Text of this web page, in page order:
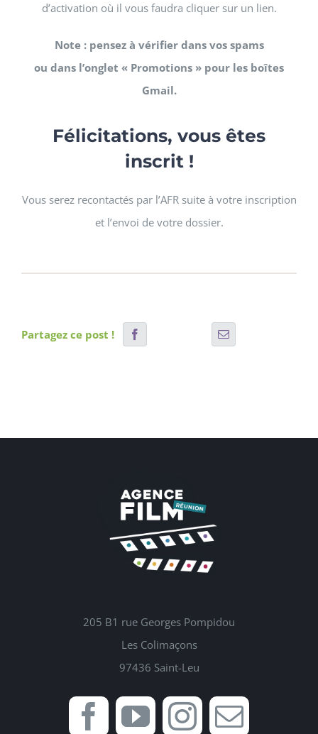
d’activation où il vous faudra cliquer sur un lien.
Note : pensez à vérifier dans vos spams
ou dans l’onglet « Promotions » pour les boîtes
Gmail.
Félicitations, vous êtes
inscrit !
Vous serez recontactés par l’AFR suite à votre inscription
et l’envoi de votre dossier.
Partagez ce post !
205 B1 rue Georges Pompidou
Les Colimaçons
97436 Saint-Leu